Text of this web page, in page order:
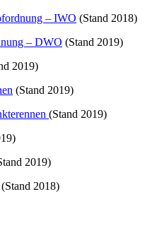
– IWO (Stand 2018)
– DWO (Stand 2019)
2019)
(Stand 2019)
(Stand 2019)
2019)
(Stand 2018)